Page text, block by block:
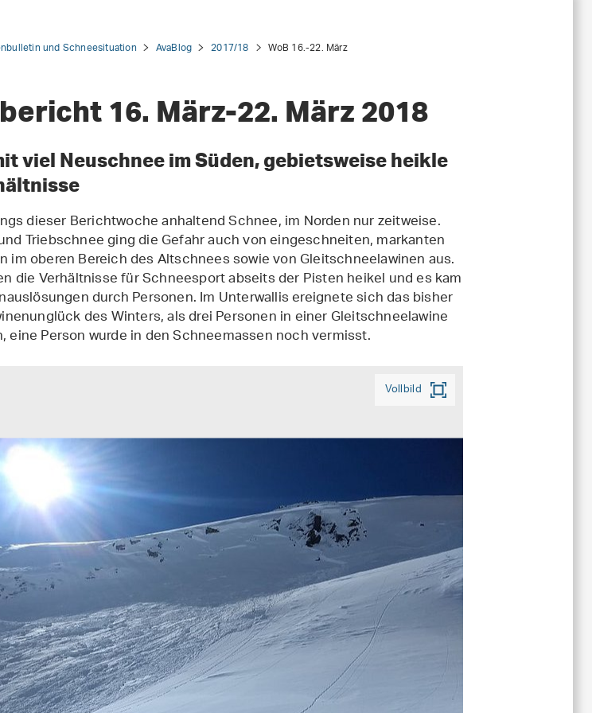
und Schneesituation AvaBlog 2017/18 WoB 16.-22. März
16. März-22. März 2018
viel Neuschnee im Süden, gebietsweise heikle
dieser Berichtwoche anhaltend Schnee, im Norden nur zeitweise.
Triebschnee ging die Gefahr auch von eingeschneiten, markanten
im oberen Bereich des Altschnees sowie von Gleitschneelawinen aus.
die Verhältnisse für Schneesport abseits der Pisten heikel und es kam
durch Personen. Im Unterwallis ereignete sich das bisher
des Winters, als drei Personen in einer Gleitschneelawine
eine Person wurde in den Schneemassen noch vermisst.
Vollbild